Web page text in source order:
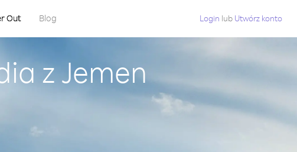
Out Blog Login lub Utwórz konto
z Jemen